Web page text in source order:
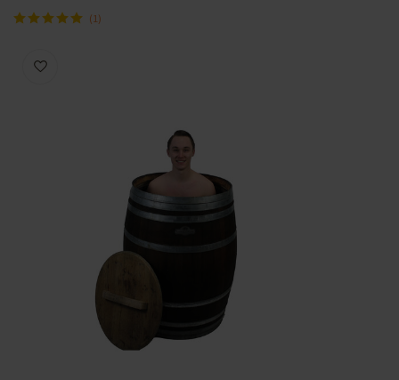
(1)